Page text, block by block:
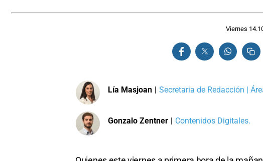
Viernes
Lía Masjoan | Secretaria de Redacción |
Gonzalo Zentner | Contenidos Digitales.